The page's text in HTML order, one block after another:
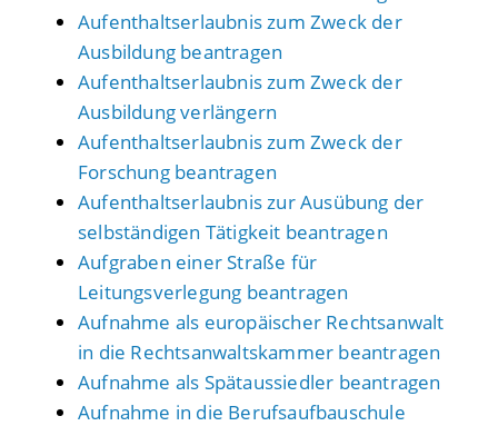
Aufenthaltserlaubnis zum Zweck der
Ausbildung beantragen
Aufenthaltserlaubnis zum Zweck der
Ausbildung verlängern
Aufenthaltserlaubnis zum Zweck der
Forschung beantragen
Aufenthaltserlaubnis zur Ausübung der
selbständigen Tätigkeit beantragen
Aufgraben einer Straße für
Leitungsverlegung beantragen
Aufnahme als europäischer Rechtsanwalt
in die Rechtsanwaltskammer beantragen
Aufnahme als Spätaussiedler beantragen
Aufnahme in die Berufsaufbauschule